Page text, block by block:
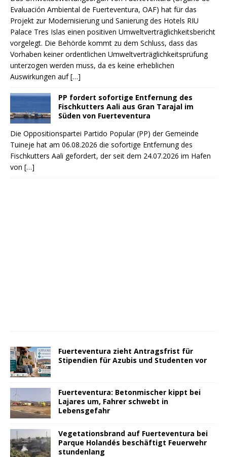
Evaluación Ambiental de Fuerteventura, OAF) hat für das
Projekt zur Modernisierung und Sanierung des Hotels RIU
Palace Tres Islas einen positiven Umweltverträglichkeitsbericht
vorgelegt. Die Behörde kommt zu dem Schluss, dass das
Vorhaben keiner ordentlichen Umweltverträglichkeitsprüfung
unterzogen werden muss, da es keine erheblichen
Auswirkungen auf[…]
PP fordert sofortige Entfernung des
Fischkutters Aali aus Gran Tarajal im
Süden von Fuerteventura
Die Oppositionspartei Partido Popular (PP) der Gemeinde
Tuineje hat am 06.08.2026 die sofortige Entfernung des
Fischkutters Aali gefordert, der seit dem 24.07.2026 im Hafen
von […]
Fuerteventura zieht Antragsfrist für
Stipendien für Azubis und Studenten vor
Fuerteventura: Betonmischer kippt bei
Lajares um, Fahrer schwebt in
Lebensgefahr
Vegetationsbrand auf Fuerteventura bei
Parque Holandés beschäftigt Feuerwehr
stundenlang